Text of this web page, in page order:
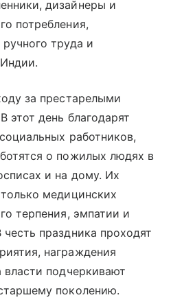
дизайнеры и
потребления,
труда и
за престарелыми
день благодарят
работников,
о пожилых людях в
и на дому. Их
медицинских
терпения, эмпатии и
праздника проходят
награждения
подчеркивают
поколению.